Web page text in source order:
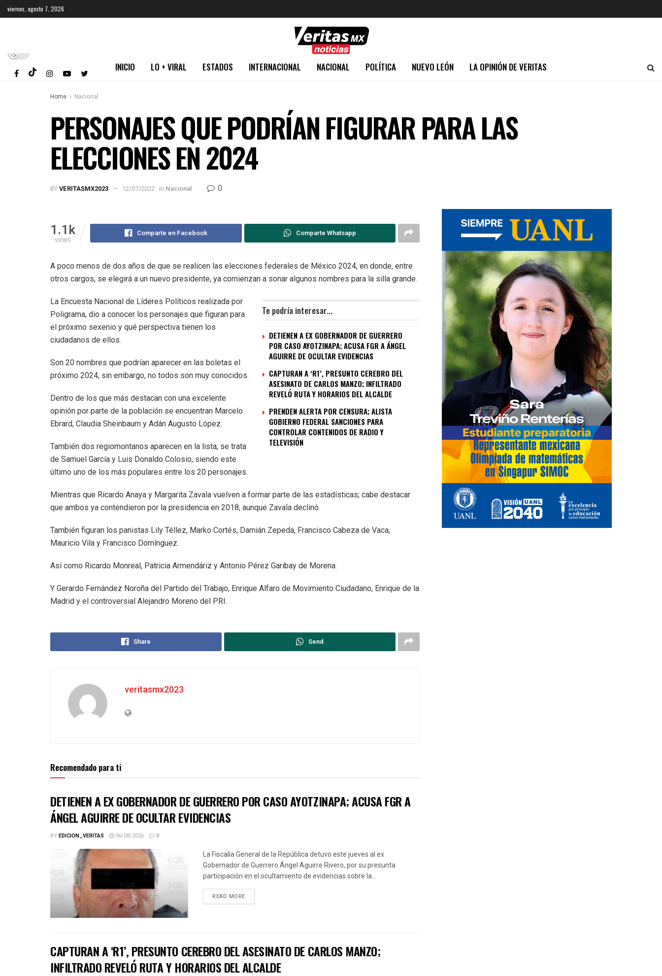
viernes, agosto 7, 2026
INICIO LO + VIRAL ESTADOS INTERNACIONAL NACIONAL POLÍTICA NUEVO LEÓN LA OPINIÓN DE VERITAS
Home Nacional
PERSONAJES QUE PODRÍAN FIGURAR PARA LAS
ELECCIONES EN 2024
BYVERITASMX2023 12/07/2022 in Nacional 0
1.1k
VIEWS
Comparte en Facebook Comparte Whatsapp
A poco menos de dos años de que se realicen las elecciones federales de México 2024, en donde, entre
otros cargos, se elegirá a un nuevo presidente, ya comienzan a sonar algunos nombres para la silla grande.
Te podría interesar...
DETIENEN A EX GOBERNADOR DE GUERRERO
POR CASO AYOTZINAPA; ACUSA FGR A ÁNGEL
AGUIRRE DE OCULTAR EVIDENCIAS
CAPTURAN A ‘R1’, PRESUNTO CEREBRO DEL
ASESINATO DE CARLOS MANZO; INFILTRADO
REVELÓ RUTA Y HORARIOS DEL ALCALDE
PRENDEN ALERTA POR CENSURA; ALISTA
GOBIERNO FEDERAL SANCIONES PARA
CONTROLAR CONTENIDOS DE RADIO Y
TELEVISIÓN
La Encuesta Nacional de Líderes Políticos realizada por
Poligrama, dio a conocer los personajes que figuran para
el próximo sexenio y qué perspectiva tienen los
ciudadanos de ellos.
Son 20 nombres que podrían aparecer en las boletas el
próximo 2024, sin embargo, no todos son muy conocidos.
Dentro de los que más destacan con una excelente
opinión por parte de la población se encuentran Marcelo
Ebrard, Claudia Sheinbaum y Adán Augusto López.
También dos regiomontanos aparecen en la lista, se trata
de Samuel García y Luis Donaldo Colosio, siendo este
último uno de los más populares entre los 20 personajes.
Mientras que Ricardo Anaya y Margarita Zavala vuelven a formar parte de las estadísticas; cabe destacar
que ambos ya contendieron por la presidencia en 2018, aunque Zavala declinó.
También figuran los panistas Lily Téllez, Marko Cortés, Damián Zepeda, Francisco Cabeza de Vaca,
Mauricio Vila y Francisco Domínguez.
Así como Ricardo Monreal, Patricia Armendáriz y Antonio Pérez Garibay de Morena.
Y Gerardo Fernández Noroña del Partido del Trabajo, Enrique Alfaro de Movimiento Ciudadano, Enrique de la
Madrid y el controversial Alejandro Moreno del PRI.
Share Send
veritasmx2023
Recomendado para ti
DETIENEN A EX GOBERNADOR DE GUERRERO POR CASO AYOTZINAPA; ACUSA FGR A
ÁNGEL AGUIRRE DE OCULTAR EVIDENCIAS
BYEDICION_VERITAS 06/08/2026 0
La Fiscalía General de la República detuvo este jueves al ex
Gobernador de Guerrero Ángel Aguirre Rivero, por su presunta
participación en el ocultamiento de evidencias sobre la...
READ MORE
CAPTURAN A ‘R1’, PRESUNTO CEREBRO DEL ASESINATO DE CARLOS MANZO;
INFILTRADO REVELÓ RUTA Y HORARIOS DEL ALCALDE